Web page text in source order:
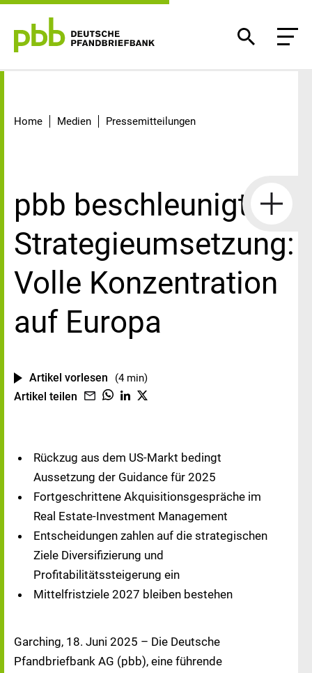
Home Medien Pressemitteilungen
pbb beschleunigt
Strategieumsetzung:
Volle Konzentration
auf Europa
Artikel vorlesen (4 min)
Artikel teilen
Rückzug aus dem US-Markt bedingt
Aussetzung der Guidance für 2025
Fortgeschrittene Akquisitionsgespräche im
Real Estate-Investment Management
Entscheidungen zahlen auf die strategischen
Ziele Diversifizierung und
Profitabilitätssteigerung ein
Mittelfristziele 2027 bleiben bestehen
Garching, 18. Juni 2025 – Die Deutsche
Pfandbriefbank AG (pbb), eine führende